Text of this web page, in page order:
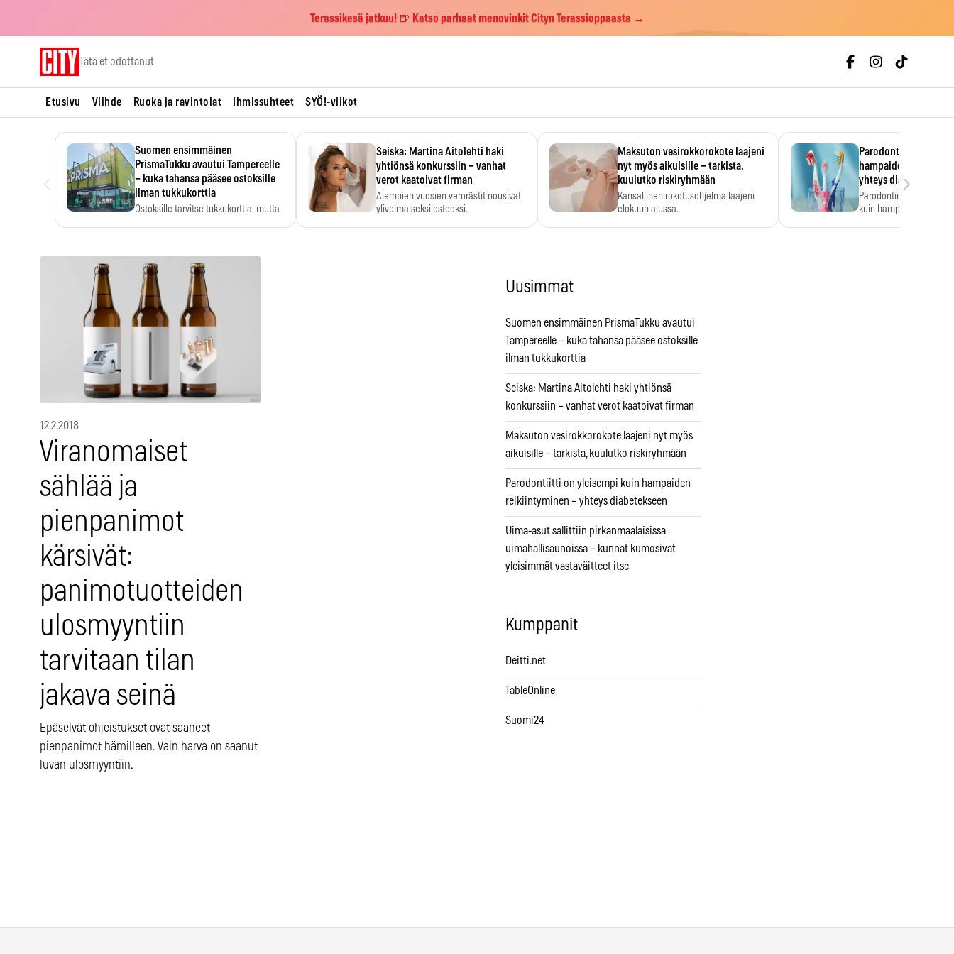
Terassikesä jatkuu! 🍺 Katso parhaat menovinkit Cityn Terassioppaasta →
Tätä et odottanut
Etusivu Viihde Ruoka ja ravintolat Ihmissuhteet SYÖ!-viikot
Suomen ensimmäinen
PrismaTukku avautui Tampereelle
– kuka tahansa pääsee ostoksille
ilman tukkukorttia
Ostoksille tarvitse tukkukorttia, mutta
Seiska: Martina Aitolehti haki
yhtiönsä konkurssiin – vanhat
verot kaatoivat firman
Aiempien vuosien verorästit nousivat
ylivoimaiseksi esteeksi.
Maksuton vesirokkorokote laajeni
nyt myös aikuisille – tarkista,
kuulutko riskiryhmään
Kansallinen rokotusohjelma laajeni
elokuun alussa.
Parodontiitti on
hampaiden
yhteys diabetekseen
Parodontiitti on
kuin hampaiden
›
12.2.2018
Viranomaiset
sählää ja
pienpanimot
kärsivät:
panimotuotteiden
ulosmyyntiin
tarvitaan tilan
jakava seinä
Epäselvät ohjeistukset ovat saaneet
pienpanimot hämilleen. Vain harva on saanut
luvan ulosmyyntiin.
Uusimmat
Suomen ensimmäinen PrismaTukku avautui
Tampereelle – kuka tahansa pääsee ostoksille
ilman tukkukorttia
Seiska: Martina Aitolehti haki yhtiönsä
konkurssiin – vanhat verot kaatoivat firman
Maksuton vesirokkorokote laajeni nyt myös
aikuisille – tarkista, kuulutko riskiryhmään
Parodontiitti on yleisempi kuin hampaiden
reikiintyminen – yhteys diabetekseen
Uima-asut sallittiin pirkanmaalaisissa
uimahallisaunoissa – kunnat kumosivat
yleisimmät vastaväitteet itse
Kumppanit
Deitti.net
TableOnline
Suomi24